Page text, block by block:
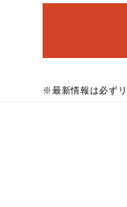
※最新情報は必ずリ